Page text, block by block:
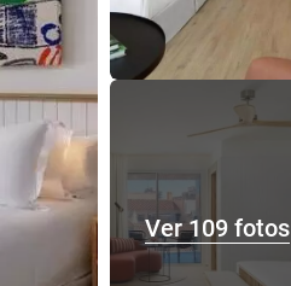
Ver 109 fotos